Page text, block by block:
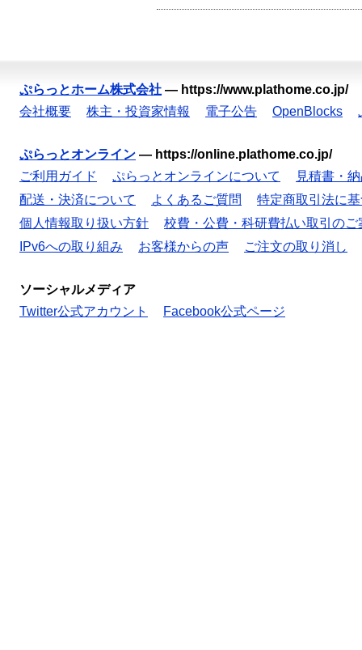
ぷらっとホーム株式会社 — https://www.plathome.co.jp/
会社概要
株主・投資家情報 電子公告 OpenBlocks
ぷらっとオンライン — https://online.plathome.co.jp/
ご利用ガイド
ぷらっとオンラインについて
見積書・
配送・決済について
よくあるご質問
特定商取引法に
個人情報取り扱い方針
校費・公費・科研費払い取引のご
IPv6への取り組み
お客様からの声 ご注文の取り消し
ソーシャルメディア
Twitter公式アカウント
Facebook公式ページ